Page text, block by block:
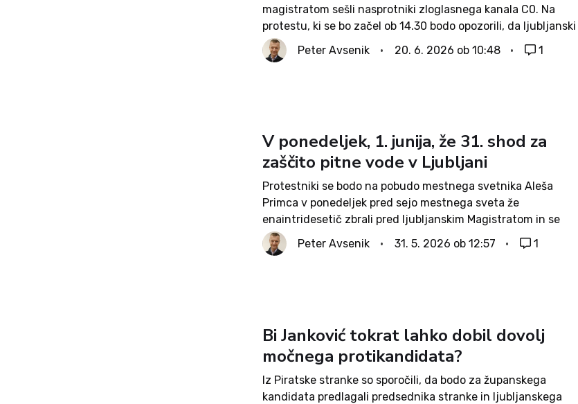
magistratom sešli nasprotniki zloglasnega kanala C0. Na
protestu, ki se bo začel ob 14.30 bodo opozorili, da ljubljanski
župan Zoran Janković kljub odločitvami sodišč, da je
kanalizacijski vod nezakonit, še vedno...
Peter Avsenik 20. 6. 2026 ob 10:48 1
V ponedeljek, 1. junija, že 31. shod za
zaščito pitne vode v Ljubljani
Protestniki se bodo na pobudo mestnega svetnika Aleša
Primca v ponedeljek pred sejo mestnega sveta že
enaintridesetič zbrali pred ljubljanskim Magistratom in se
zavzeli za ohranitev pitne vode oziroma za njeno zaščito
»pred Jankovićevo zastrupitvijo«. Na shodu, ki se bo...
Peter Avsenik 31. 5. 2026 ob 12:57 1
Bi Janković tokrat lahko dobil dovolj
močnega protikandidata?
Iz Piratske stranke so sporočili, da bodo za županskega
kandidata predlagali predsednika stranke in ljubljanskega